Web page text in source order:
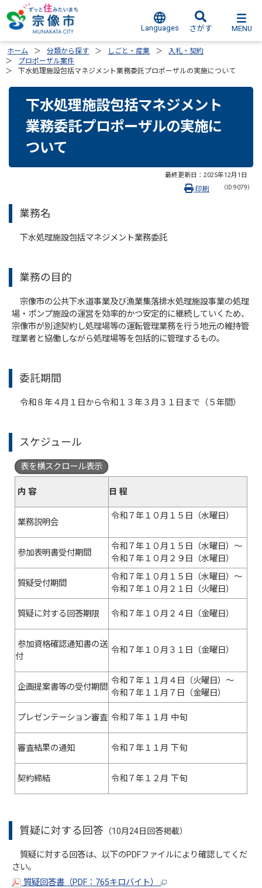
Languages さがす MENU
ホーム 分類から探す しごと・産業
入札・契約
プロポーザル案件
下水処理施設包括マネジメント業務委託プロポーザルの実施について
下水処理施設包括マネジメント
業務委託プロポーザルの実施に
ついて
最終更新日： 2025年12月1日
（ID:9079）
印刷
業務名
下水処理施設包括マネジメント業務委託
業務の目的
宗像市の公共下水道事業及び漁業集落排水処理施設事業の処理
場・ポンプ施設の運営を効率的かつ安定的に継続していくため、
宗像市が別途契約し処理場等の運転管理業務を行う地元の維持管
理業者と協働しながら処理場等を包括的に管理するもの。
委託期間
令和８年４月１日から令和１３年３月３１日まで（５年間）
スケジュール
表を横スクロール表示
内 容 日 程
業務説明会
令和７年１０月１５日（水曜日）
参加表明書受付期間
令和７年１０月１５日（水曜日）～
令和７年１０月２９日（水曜日）
質疑受付期間
令和７年１０月１５日（水曜日）～
令和７年１０月２１日（火曜日）
質疑に対する回答期限 令和７年１０月２４日（金曜日）
参加資格確認通知書の送
付
令和７年１０月３１日（金曜日）
企画提案書等の受付期間
令和７年１１月４日（火曜日）～
令和７年１１月７日（金曜日）
プレゼンテーション審査 令和７年１１月 中旬
審査結果の通知 令和７年１１月 下旬
契約締結 令和７年１２月 下旬
質疑に対する回答 （10月24日回答掲載）
質疑に対する回答は、以下のPDFファイルにより確認してくだ
さい。
質疑回答書（PDF：765キロバイト）